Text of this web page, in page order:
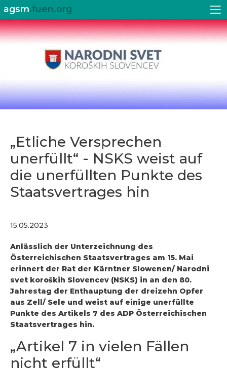
agsm.fuen.org
„Etliche Versprechen
unerfüllt“ - NSKS weist auf
die unerfüllten Punkte des
Staatsvertrages hin
15.05.2023
Anlässlich der Unterzeichnung des
Österreichischen Staatsvertrages am 15. Mai
erinnert der Rat der Kärntner Slowenen/ Narodni
svet koroških Slovencev (NSKS) in an den 80.
Jahrestag der Enthauptung der dreizehn Opfer
aus Zell/ Sele und weist auf einige unerfüllte
Punkte des Artikels 7 des ADP Österreichischen
Staatsvertrages hin.
„Artikel 7 in vielen Fällen
nicht erfüllt“